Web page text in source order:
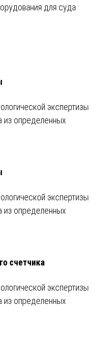
для суда
экспертизы
из определенных
экспертизы
из определенных
счетчика
экспертизы
из определенных